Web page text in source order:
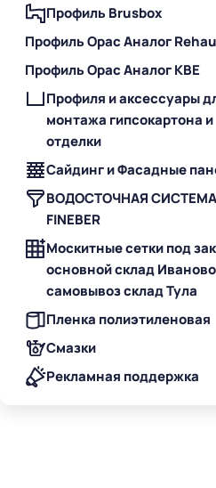
Профиль Brusbox
Профиль Орас Аналог Rehau
Профиль Орас Аналог KBE
Профиля и аксессуары
монтажа гипсокартона и
отделки
Сайдинг и Фасадные
ВОДОСТОЧНАЯ СИСТЕМА
FINEBER
Москитные сетки под
основной склад
самовывоз склад Тула
Пленка полиэтиленовая
Смазки
Рекламная поддержка